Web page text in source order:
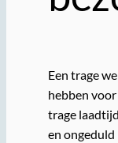
Een trage
hebben voor
trage
en ongeduld